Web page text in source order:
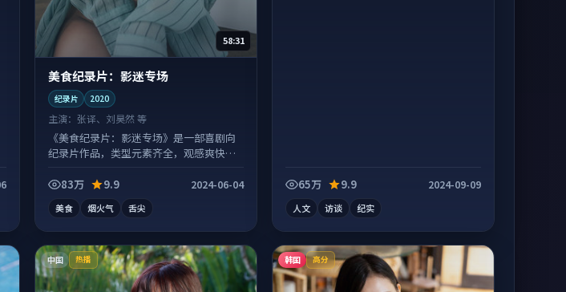
58:31
美食纪录片：影迷专场
纪录片 2020
主演： 张译、刘昊然 等
《美食纪录片：影迷专场》是一部喜剧向
纪录片作品，类型元素齐全，观感爽快不
83万
9.9 2024-06-04
美食 烟火气 舌尖
65万 9.9 2024-09-09
人文 访谈 纪实
中国 热播 韩国 高分